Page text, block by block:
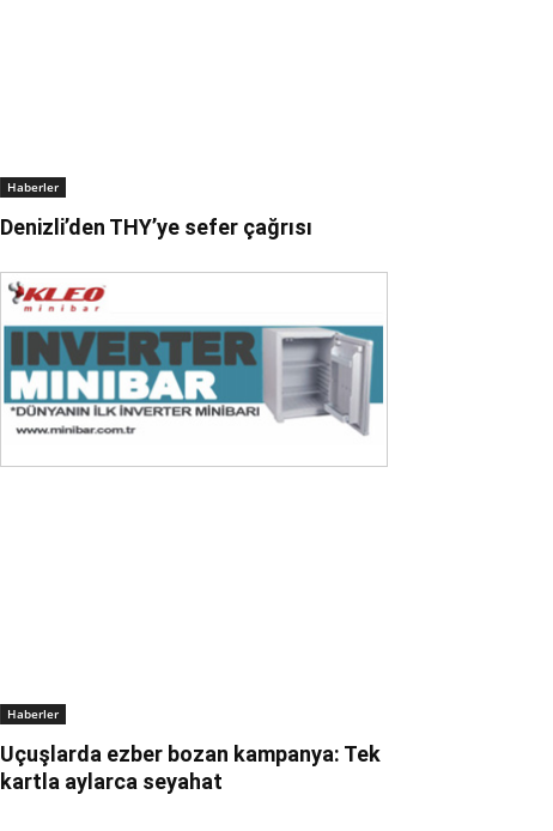
Haberler
Denizli’den THY’ye sefer çağrısı
Haberler
Uçuşlarda ezber bozan kampanya: Tek
kartla aylarca seyahat